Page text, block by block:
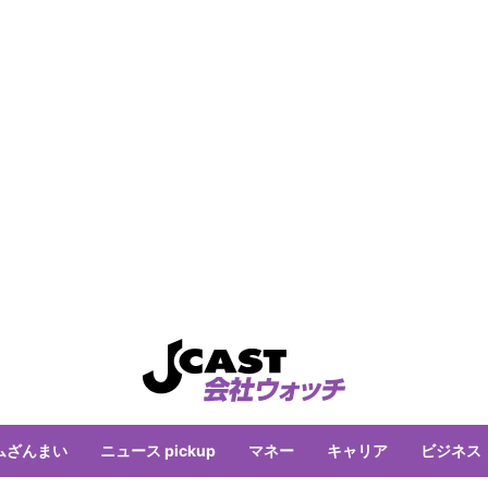
ざんまい ニュース pickup マネー キャリア ビジネス